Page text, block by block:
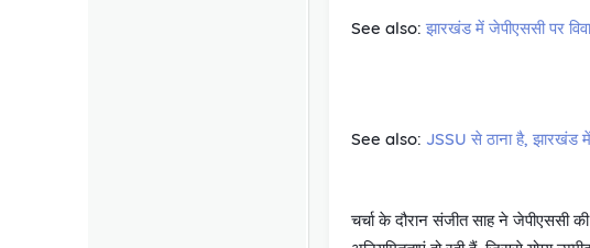
See also:झारखंड में जेपीएससी पर
See also: JSSU से ठाना है, झारखंड
चर्चा के दौरान संजीत साह ने जेपीएससी